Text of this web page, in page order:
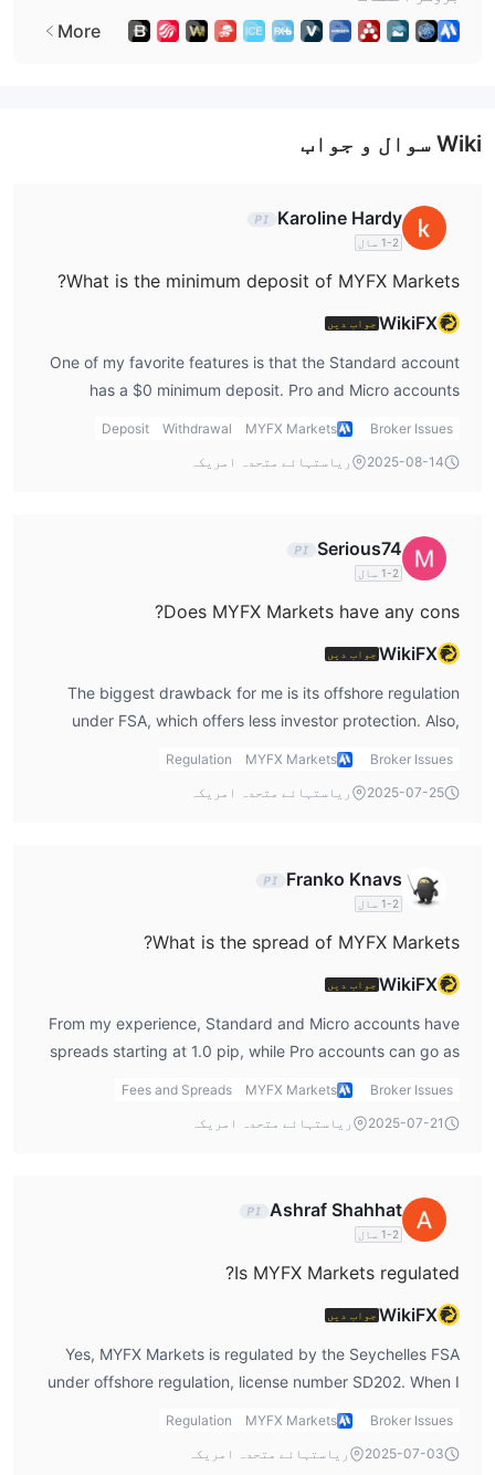
More
Wiki سوال و جواب
Karoline Hardy
1-2 سال
What is the minimum deposit of MYFX Markets?
WikiFX جواب دیں
One of my favorite features is that the Standard account
has a $0 minimum deposit. Pro and Micro accounts
require $30. In my myfx markets review, I consider this
Broker Issues
MYFX Markets
Withdrawal
Deposit
2025-08-14
ریاستہائے متحدہ امریکہ
Serious74
1-2 سال
Does MYFX Markets have any cons?
WikiFX جواب دیں
The biggest drawback for me is its offshore regulation
under FSA, which offers less investor protection. Also,
there are regional restrictions like Japan. In my myfx
the main risk.
Broker Issues
MYFX Markets
Regulation
2025-07-25
ریاستہائے متحدہ امریکہ
Franko Knavs
1-2 سال
What is the spread of MYFX Markets?
WikiFX جواب دیں
From my experience, Standard and Micro accounts have
spreads starting at 1.0 pip, while Pro accounts can go as
low as 0.0. This is very competitive in my myfx markets
Broker Issues
MYFX Markets
Fees and Spreads
2025-07-21
ریاستہائے متحدہ امریکہ
Ashraf Shahhat
1-2 سال
Is MYFX Markets regulated?
WikiFX جواب دیں
Yes, MYFX Markets is regulated by the Seychelles FSA
under offshore regulation, license number SD202. When I
did my myfx markets review, the first thing I did was
said, offshore regulation is not the same as top-tier
Broker Issues
MYFX Markets
Regulation
2025-07-03
ریاستہائے متحدہ امریکہ